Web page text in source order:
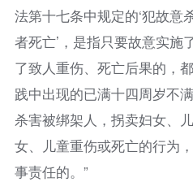
法第十七条中规定的‘犯故意
者死亡’，是指只要故意实施
了致人重伤、死亡后果的，
践中出现的已满十四周岁不
杀害被绑架人，拐卖妇女、
女、儿童重伤或死亡的行为
事责任的。”